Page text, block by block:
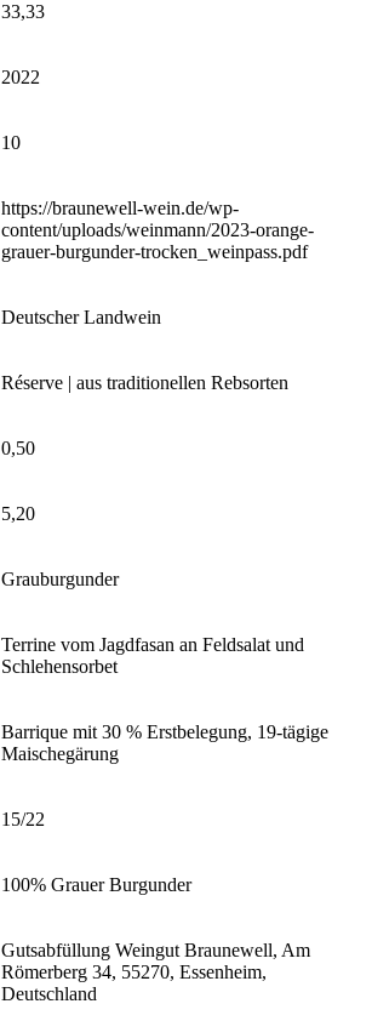
33,33
2022
10
https://braunewell-wein.de/wp-
content/uploads/weinmann/2023-orange-
grauer-burgunder-trocken_weinpass.pdf
Deutscher Landwein
Réserve | aus traditionellen Rebsorten
0,50
5,20
Grauburgunder
Terrine vom Jagdfasan an Feldsalat und
Schlehensorbet
Barrique mit 30 % Erstbelegung, 19-tägige
Maischegärung
15/22
100% Grauer Burgunder
Gutsabfüllung Weingut Braunewell, Am
Römerberg 34, 55270, Essenheim,
Deutschland